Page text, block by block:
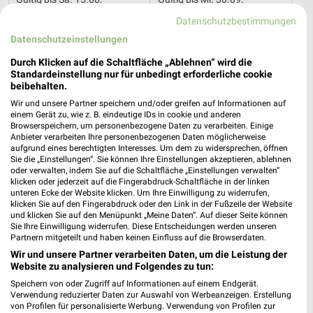
2,5 km
August 2026
Gültig bis Mo. 31.08.
13,5 km
Unsere Wochen-Knaller!
Gültig bis Fr. 14.08.
ALLE PROSPEKTE
Datenschutzbestimmungen
Datenschutzeinstellungen
Durch Klicken auf die Schaltfläche „Ablehnen“ wird die
Standardeinstellung nur für unbedingt erforderliche cookie
beibehalten.
Wir und unsere Partner speichern und/oder greifen auf Informationen auf
einem Gerät zu, wie z. B. eindeutige IDs in cookie und anderen
Browserspeichern, um personenbezogene Daten zu verarbeiten. Einige
Anbieter verarbeiten Ihre personenbezogenen Daten möglicherweise
aufgrund eines berechtigten Interesses. Um dem zu widersprechen, öffnen
Sie die „Einstellungen“. Sie können Ihre Einstellungen akzeptieren, ablehnen
oder verwalten, indem Sie auf die Schaltfläche „Einstellungen verwalten“
klicken oder jederzeit auf die Fingerabdruck-Schaltfläche in der linken
unteren Ecke der Website klicken. Um Ihre Einwilligung zu widerrufen,
klicken Sie auf den Fingerabdruck oder den Link in der Fußzeile der Website
und klicken Sie auf den Menüpunkt „Meine Daten“. Auf dieser Seite können
Sie Ihre Einwilligung widerrufen. Diese Entscheidungen werden unseren
Partnern mitgeteilt und haben keinen Einfluss auf die Browserdaten.
Wir und unsere Partner verarbeiten Daten, um die Leistung der
Website zu analysieren und Folgendes zu tun:
Speichern von oder Zugriff auf Informationen auf einem Endgerät.
Verwendung reduzierter Daten zur Auswahl von Werbeanzeigen. Erstellung
von Profilen für personalisierte Werbung. Verwendung von Profilen zur